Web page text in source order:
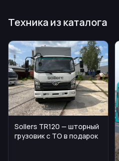
Техника из каталога
Sollers TR120 — шторный
грузовик с ТО в подарок